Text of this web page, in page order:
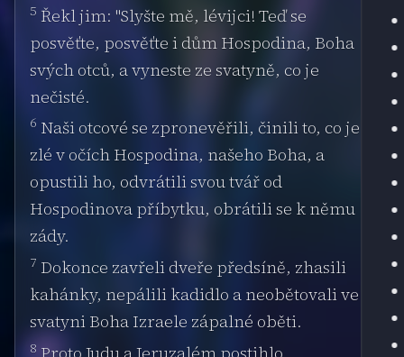
5 Řekl jim: "Slyšte mě, lévijci! Teď se
posvěťte, posvěťte i dům Hospodina, Boha
svých otců, a vyneste ze svatyně, co je
nečisté.
6 Naši otcové se zpronevěřili, činili to, co je
zlé v očích Hospodina, našeho Boha, a
opustili ho, odvrátili svou tvář od
Hospodinova příbytku, obrátili se k němu
zády.
7 Dokonce zavřeli dveře předsíně, zhasili
kahánky, nepálili kadidlo a neobětovali ve
svatyni Boha Izraele zápalné oběti.
8